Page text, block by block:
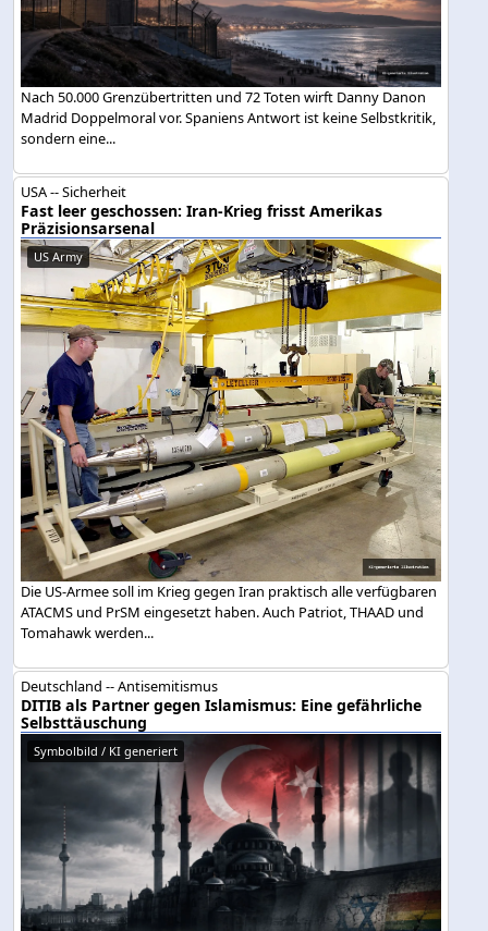
Nach 50.000 Grenzübertritten und 72 Toten wirft Danny Danon
Madrid Doppelmoral vor. Spaniens Antwort ist keine Selbstkritik,
sondern eine...
USA -- Sicherheit
Fast leer geschossen: Iran-Krieg frisst Amerikas
Präzisionsarsenal
US Army
Die US-Armee soll im Krieg gegen Iran praktisch alle verfügbaren
ATACMS und PrSM eingesetzt haben. Auch Patriot, THAAD und
Tomahawk werden...
Deutschland -- Antisemitismus
DITIB als Partner gegen Islamismus: Eine gefährliche
Selbsttäuschung
Symbolbild / KI generiert